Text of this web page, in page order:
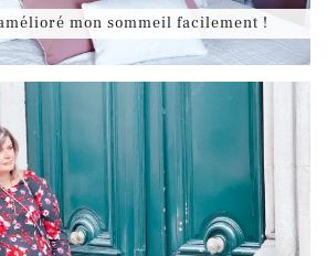
mon sommeil facilement !